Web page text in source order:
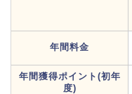
年間料金
年間獲得ポイント(初年
度)